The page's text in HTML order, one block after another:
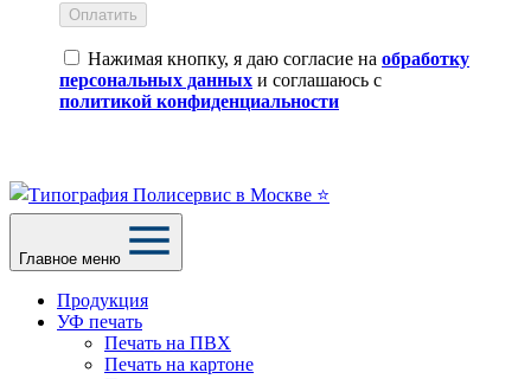
Оплатить
Нажимая кнопку, я даю согласие на обработку
персональных данных и соглашаюсь с
политикой конфиденциальности
Главное меню
Продукция
УФ печать
Печать на ПВХ
Печать на картоне